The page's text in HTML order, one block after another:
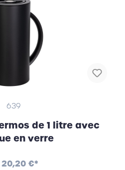
639
de 1 litre avec
en verre
20,20 €*